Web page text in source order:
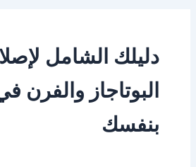
دليلك الشامل
البوتاجاز والفرن
بنفسك